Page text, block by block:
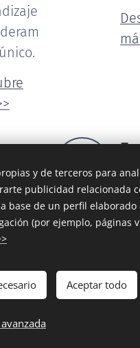
de
y de terceros para
publicidad relacionada
base de un perfil
(por ejemplo, páginas
Aceptar todo